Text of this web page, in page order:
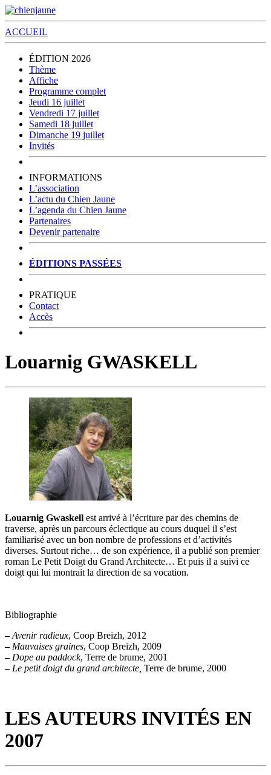
ACCUEIL
ÉDITION 2026
Thème
Affiche
Programme complet
Jeudi 16 juillet
Vendredi 17 juillet
Samedi 18 juillet
Dimanche 19 juillet
Invités
INFORMATIONS
L’association
L’actu du Chien Jaune
L’agenda du Chien Jaune
Partenaires
Devenir partenaire
ÉDITIONS PASSÉES
PRATIQUE
Contact
Accès
Louarnig GWASKELL
Louarnig Gwaskell est arrivé à l’écriture par des chemins de
traverse, après un parcours éclectique au cours duquel il s’est
familiarisé avec un bon nombre de professions et d’activités
diverses. Surtout riche… de son expérience, il a publié son premier
roman Le Petit Doigt du Grand Architecte… Et puis il a suivi ce
doigt qui lui montrait la direction de sa vocation.
Bibliographie
– Avenir radieux, Coop Breizh, 2012
– Mauvaises graines, Coop Breizh, 2009
– Dope au paddock, Terre de brume, 2001
– Le petit doigt du grand architecte, Terre de brume, 2000
LES AUTEURS INVITÉS EN
2007